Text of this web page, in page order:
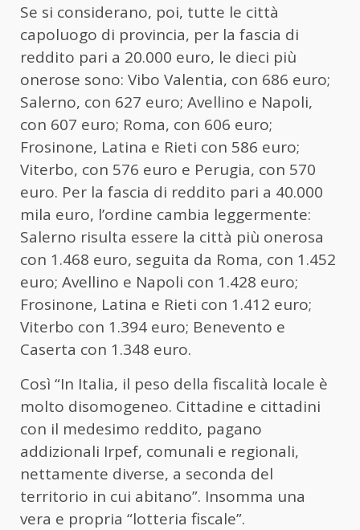
Se si considerano, poi, tutte le città
capoluogo di provincia, per la fascia di
reddito pari a 20.000 euro, le dieci più
onerose sono: Vibo Valentia, con 686 euro;
Salerno, con 627 euro; Avellino e Napoli,
con 607 euro; Roma, con 606 euro;
Frosinone, Latina e Rieti con 586 euro;
Viterbo, con 576 euro e Perugia, con 570
euro. Per la fascia di reddito pari a 40.000
mila euro, l’ordine cambia leggermente:
Salerno risulta essere la città più onerosa
con 1.468 euro, seguita da Roma, con 1.452
euro; Avellino e Napoli con 1.428 euro;
Frosinone, Latina e Rieti con 1.412 euro;
Viterbo con 1.394 euro; Benevento e
Caserta con 1.348 euro.
Così “In Italia, il peso della fiscalità locale è
molto disomogeneo. Cittadine e cittadini
con il medesimo reddito, pagano
addizionali Irpef, comunali e regionali,
nettamente diverse, a seconda del
territorio in cui abitano”. Insomma una
vera e propria “lotteria fiscale”.